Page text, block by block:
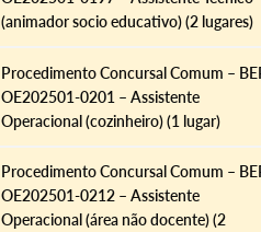
(animador socio educativo) (2 lugares)
Procedimento Concursal Comum –
OE202501-0201 – Assistente
Operacional (cozinheiro) (1 lugar)
Procedimento Concursal Comum –
OE202501-0212 – Assistente
Operacional (área não docente) (2